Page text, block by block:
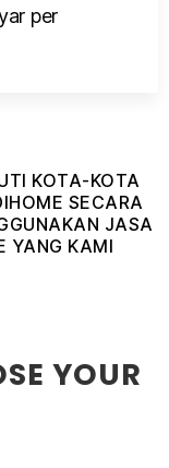
per
KOTA-KOTA
SECARA
JASA
YANG KAMI
YOUR